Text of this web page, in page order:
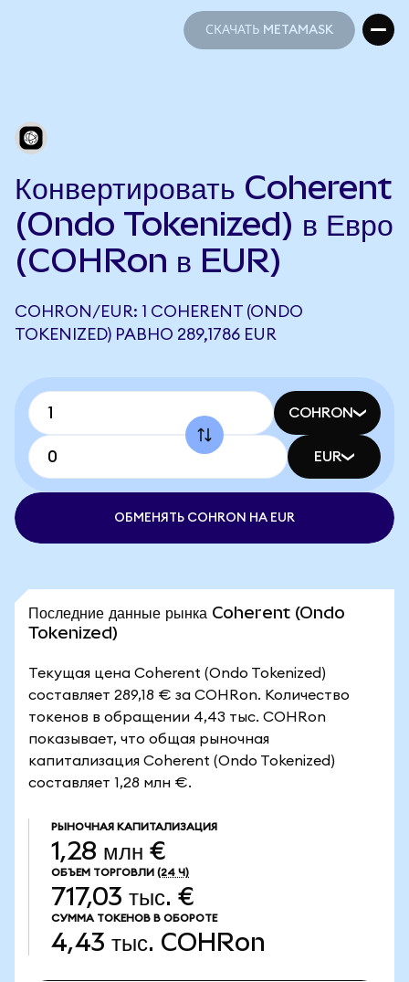
СКАЧАТЬ METAMASK
Конвертировать Coherent
(Ondo Tokenized) в Евро
(COHRon в EUR)
COHRON/EUR: 1 COHERENT (ONDO
TOKENIZED) РАВНО 289,1786 EUR
COHRON
EUR
ОБМЕНЯТЬ COHRON НА EUR
Последние данные рынка Coherent (Ondo
Tokenized)
Текущая цена Coherent (Ondo Tokenized)
составляет 289,18 € за COHRon. Количество
токенов в обращении 4,43 тыс. COHRon
показывает, что общая рыночная
капитализация Coherent (Ondo Tokenized)
составляет 1,28 млн €.
РЫНОЧНАЯ КАПИТАЛИЗАЦИЯ
1,28 млн €
ОБЪЕМ ТОРГОВЛИ (24 Ч)
717,03 тыс. €
СУММА ТОКЕНОВ В ОБОРОТЕ
4,43 тыс. COHRon